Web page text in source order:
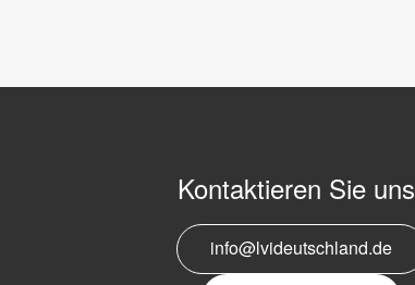
Kontaktieren Sie uns
info@lvideutschland.de